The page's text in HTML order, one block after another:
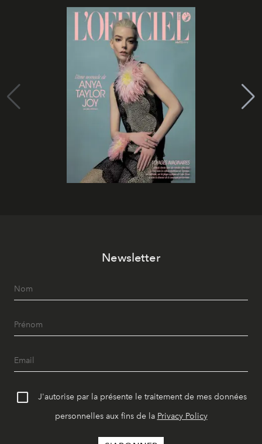
Newsletter
J'autorise par la présente le traitement de mes données
personnelles aux fins de la Privacy Policy